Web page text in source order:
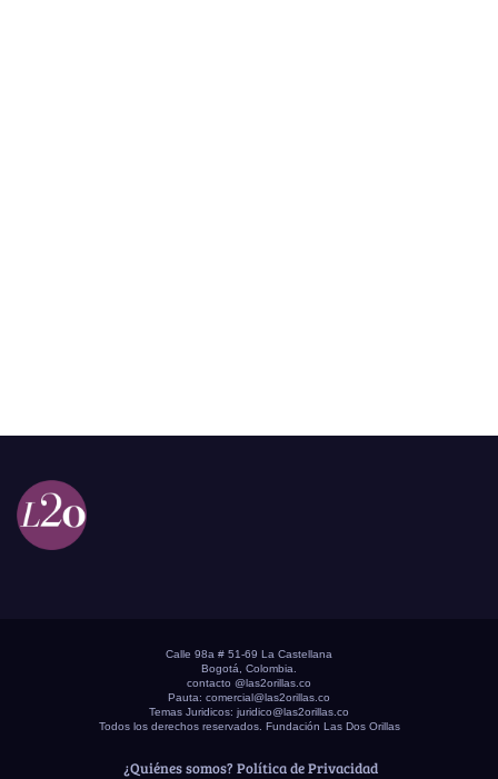
Calle 98a # 51-69 La Castellana
Bogotá, Colombia.
contacto @las2orillas.co
Pauta: comercial@las2orillas.co
Temas Juridicos: juridico@las2orillas.co
Todos los derechos reservados. Fundación Las Dos Orillas
¿Quiénes somos? Política de Privacidad